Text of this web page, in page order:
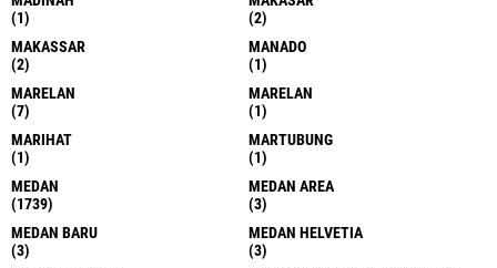
(1)
(2)
MAKASSAR
(2)
MANADO
(1)
MARELAN
(7)
MARELAN
(1)
MARIHAT
(1)
MARTUBUNG
(1)
MEDAN
(1739)
MEDAN AREA
(3)
MEDAN BARU
(3)
MEDAN HELVETIA
(3)